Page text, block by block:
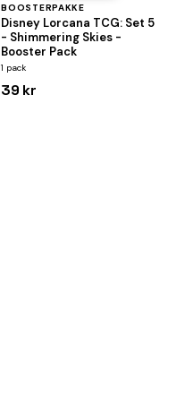
BOOSTERPAKKE
Disney Lorcana TCG: Set 5
- Shimmering Skies -
Booster Pack
1 pack
39 kr